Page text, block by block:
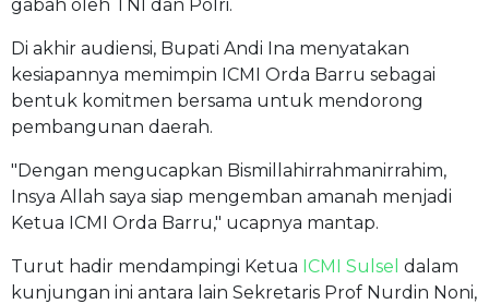
gabah oleh TNI dan Polri.
Di akhir audiensi, Bupati Andi Ina menyatakan
kesiapannya memimpin ICMI Orda Barru sebagai
bentuk komitmen bersama untuk mendorong
pembangunan daerah.
"Dengan mengucapkan Bismillahirrahmanirrahim,
Insya Allah saya siap mengemban amanah menjadi
Ketua ICMI Orda Barru," ucapnya mantap.
Turut hadir mendampingi Ketua ICMI Sulsel dalam
kunjungan ini antara lain Sekretaris Prof Nurdin Noni,